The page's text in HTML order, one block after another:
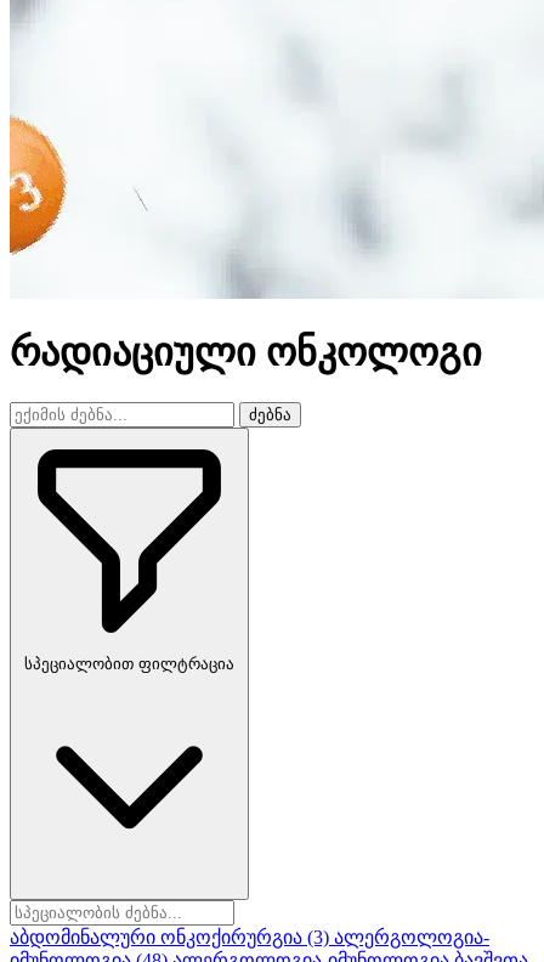
რადიაციული ონკოლოგი
ძებნა
სპეციალობით ფილტრაცია
აბდომინალური ონკოქირურგია (3) ალერგოლოგია-